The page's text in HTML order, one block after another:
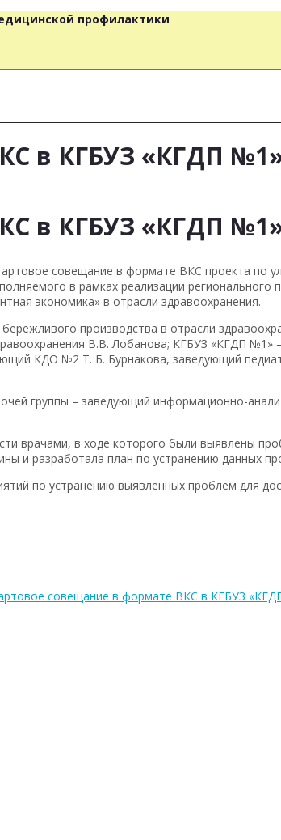
профилактики
в КГБУЗ «КГДП
в КГБУЗ «КГДП
совещание в формате ВКС проекта по
в рамках реализации регионального
экономика» в отрасли здравоохранения.
производства в отрасли
В.В. Лобанова; КГБУЗ «КГДП №1»
КДО №2 Т. Б. Бурнакова, заведующий
группы – заведующий информационно-
врачами, в ходе которого были выявлены
и разработала план по устранению данных
по устранению выявленных проблем для
совещание в формате ВКС в КГБУЗ